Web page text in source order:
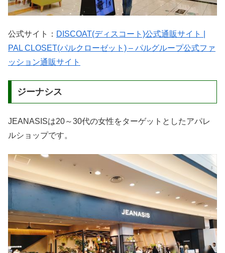
公式サイト： DISCOAT(ディスコート)公式通販サイト |
PAL CLOSET(パルクローゼット) – パルグループ公式ファ
ッション通販サイト
ジーナシス
JEANASISは20～30代の女性をターゲットとしたアパレ
ルショップです。